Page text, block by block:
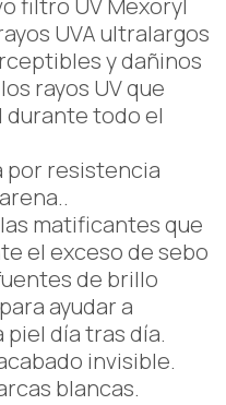
filtro UV Mexoryl
UVA ultralargos
y dañinos
rayos UV que
durante todo el
por resistencia
matificantes que
el exceso de sebo
de brillo
ayudar a
día tras día.
invisible.
blancas.